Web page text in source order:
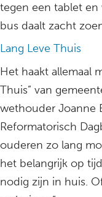
tegen een tablet en
bus daalt zacht
Lang Leve Thuis
Het haakt allemaal
Thuis” van
wethouder Joanne
Reformatorisch
ouderen zo lang
het belangrijk op
nodig zijn in huis.